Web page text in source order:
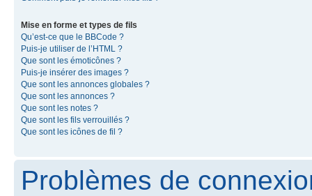
Mise en forme et types de fils
Qu’est-ce que le BBCode ?
Puis-je utiliser de l’HTML ?
Que sont les émoticônes ?
Puis-je insérer des images ?
Que sont les annonces globales ?
Que sont les annonces ?
Que sont les notes ?
Que sont les fils verrouillés ?
Que sont les icônes de fil ?
Problèmes de